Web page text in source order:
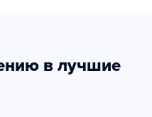
в лучшие